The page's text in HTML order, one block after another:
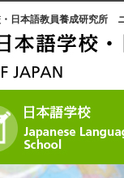
・日本語教員養成研究所